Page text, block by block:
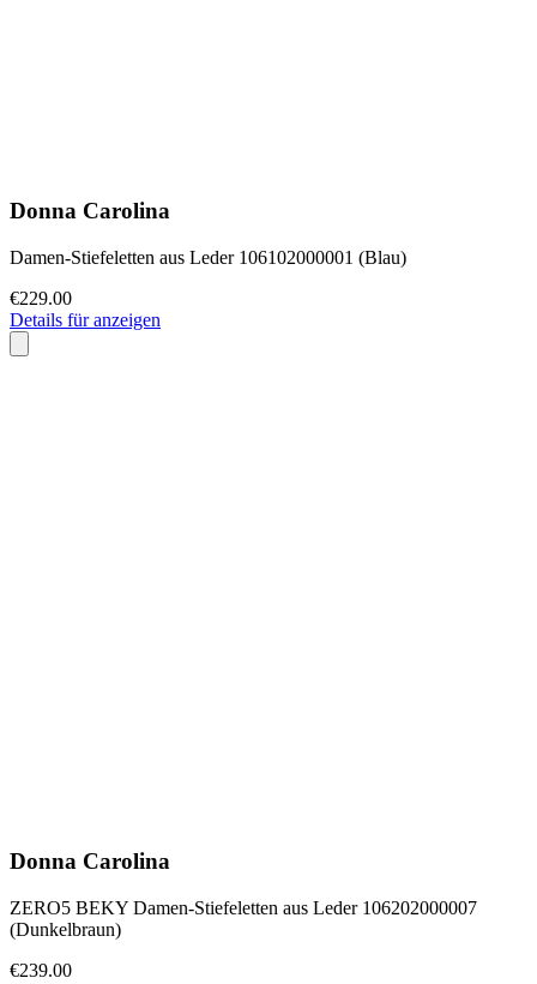
Donna Carolina
Damen-Stiefeletten aus Leder 106102000001 (Blau)
€229.00
Details für anzeigen
Donna Carolina
ZERO5 BEKY Damen-Stiefeletten aus Leder 106202000007
(Dunkelbraun)
€239.00